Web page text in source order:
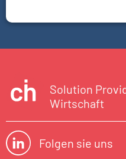
Solution
Wirtschaft
Folgen sie uns